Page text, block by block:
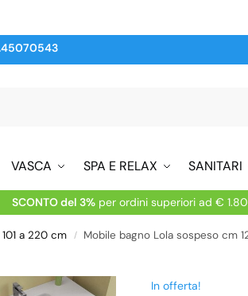
VASCA SPA E RELAX SANITARI
SCONTO del 3%per ordini superiori ad €
a 220 cm / Mobile bagno Lola sospeso cm
In offerta!